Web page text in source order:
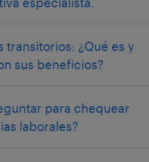
transitorios: ¿Qué es y
sus beneficios?
para chequear
laborales?